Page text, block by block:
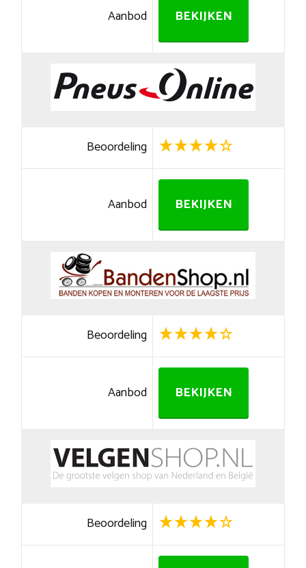
Aanbod BEKIJKEN
Beoordeling
Aanbod BEKIJKEN
Beoordeling
Aanbod BEKIJKEN
Beoordeling